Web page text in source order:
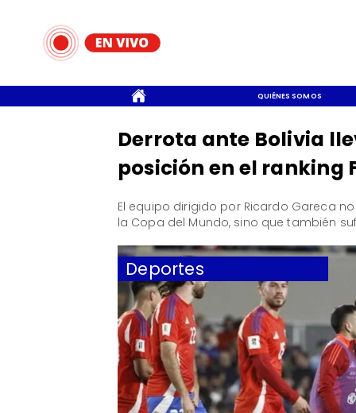
QUIÉNES SOMOS
Deportes
Derrota ante Bolivia
posición en el ranking
El equipo dirigido por Ricardo Gareca
la Copa del Mundo, sino que también